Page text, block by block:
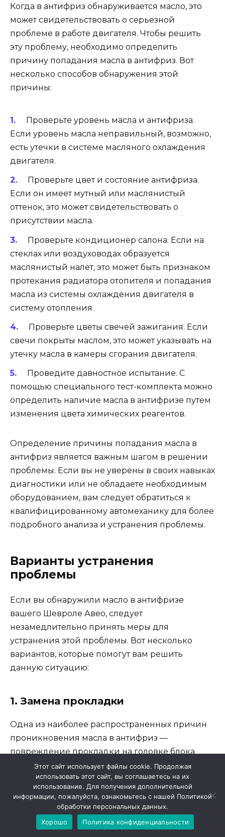
Когда в антифриз обнаруживается масло, это
может свидетельствовать о серьезной
проблеме в работе двигателя. Чтобы решить
эту проблему, необходимо определить
причину попадания масла в антифриз. Вот
несколько способов обнаружения этой
причины:
Проверьте уровень масла и антифриза.
Если уровень масла неправильный, возможно,
есть утечки в системе масляного охлаждения
двигателя.
Проверьте цвет и состояние антифриза.
Если он имеет мутный или маслянистый
оттенок, это может свидетельствовать о
присутствии масла.
Проверьте кондиционер салона. Если на
стеклах или воздуховодах образуется
маслянистый налет, это может быть признаком
протекания радиатора отопителя и попадания
масла из системы охлаждения двигателя в
систему отопления.
Проверьте цветы свечей зажигания. Если
свечи покрыты маслом, это может указывать на
утечку масла в камеры сгорания двигателя.
Проведите давностное испытание. С
помощью специального тест-комплекта можно
определить наличие масла в антифризе путем
изменения цвета химических реагентов.
Определение причины попадания масла в
антифриз является важным шагом в решении
проблемы. Если вы не уверены в своих навыках
диагностики или не обладаете необходимым
оборудованием, вам следует обратиться к
квалифицированному автомеханику для более
подробного анализа и устранения проблемы.
Варианты устранения
проблемы
Если вы обнаружили масло в антифризе
вашего Шевроле Авео, следует
незамедлительно принять меры для
устранения этой проблемы. Вот несколько
вариантов, которые помогут вам решить
данную ситуацию:
1. Замена прокладки
Одна из наиболее распространенных причин
проникновения масла в антифриз —
повреждение прокладки на головке блока
цилиндров. Если это источник проблемы,
необходимо заменить прокладку. Это может
быть сложной задачей, требующей навыков и
опыта, поэтому в данном случае рекомендуется
обратиться к профессионалам. Они проведут
необходимую диагностику и выполнят ремонт.
Этот сайт использует файлы cookie. Продолжая
использовать этот сайт, вы соглашаетесь на их
использование. Для получения дополнительной
информации, пожалуйста, ознакомьтесь с нашей Политикой
обработки персональных данных.
Хорошо
Политика конфиденциальности